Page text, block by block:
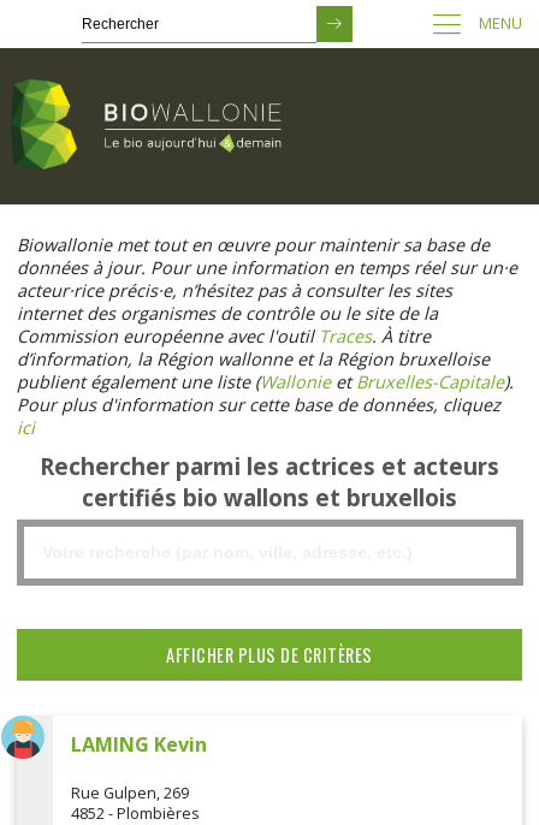
contenu
principal
MENU
Biowallonie met tout en œuvre pour maintenir sa base de
données à jour. Pour une information en temps réel sur un·e
acteur·rice précis·e, n’hésitez pas à consulter les sites
internet des organismes de contrôle ou le site de la
Commission européenne avec l'outil Traces. À titre
d’information, la Région wallonne et la Région bruxelloise
publient également une liste (WallonieetBruxelles-Capitale).
Pour plus d'information sur cette base de données, cliquez
ici
Rechercher parmi les actrices et acteurs
certifiés bio wallons et bruxellois
LAMING Kevin
Rue Gulpen, 269
4852 - Plombières
AFFICHER PLUS DE CRITÈRES